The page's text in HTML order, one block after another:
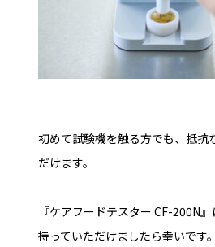
初めて試験機を触る方でも、抵抗
だけます。
『ケアフードテスター CF-200N』
持っていただけましたら幸いです。